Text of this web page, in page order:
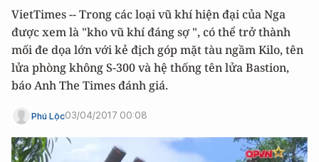
VietTimes -- Trong các loại vũ khí hiện đại của Nga
được xem là "kho vũ khí đáng sợ ", có thể trở thành
mối đe dọa lớn với kẻ địch góp mặt tàu ngầm Kilo, tên
lửa phòng không S-300 và hệ thống tên lửa Bastion,
báo Anh The Times đánh giá.
Phú Lộc03/04/2017 00:08